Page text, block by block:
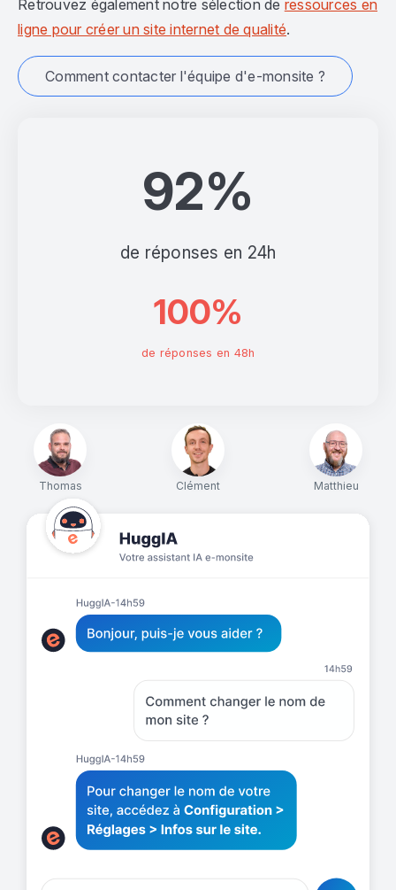
Thomas Clément Matthieu
92%
de réponses en 24h
100%
de réponses en 48h
Retrouvez également notre sélection de ressources en
ligne pour créer un site internet de qualité.
Comment contacter l'équipe d'e-monsite ?